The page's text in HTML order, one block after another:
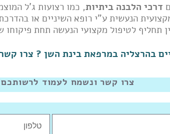
דרכי הלבנה ביתיות, כמו רצועות ג'ל
הנעשית ע"י רופא השיניים או
תחליף לטיפול מקצועי הנעשה תחת פיקוחו
בהרצליה במרפאת בינת השן ? צרו
צרו קשר ונשמח לעמוד